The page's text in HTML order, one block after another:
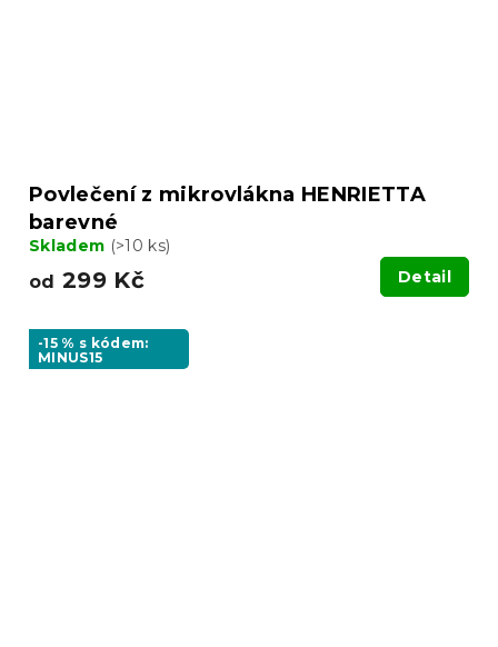
Povlečení z mikrovlákna HENRIETTA
barevné
Skladem (>10 ks)
od 299 Kč Detail
-15 % s kódem:
MINUS15